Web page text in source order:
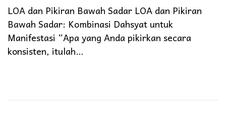
LOA dan Pikiran Bawah Sadar LOA dan Pikiran
Bawah Sadar: Kombinasi Dahsyat untuk
Manifestasi “Apa yang Anda pikirkan secara
konsisten, itulah…